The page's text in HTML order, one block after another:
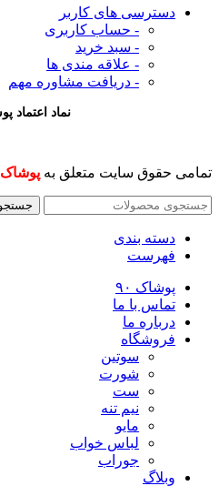
دسترسی های کاربر
- حساب کاربری
- سبد خرید
- علاقه مندی ها
- دریافت مشاوره مهم
نماد اعتماد
تمامی حقوق سایت متعلق به پوشاک 90
دسته بندی
فهرست
پوشاک ۹۰
تماس با ما
درباره ما
فروشگاه
سوتین
شورت
ست
نیم تنه
مایو
لباس خواب
جوراب
وبلاگ